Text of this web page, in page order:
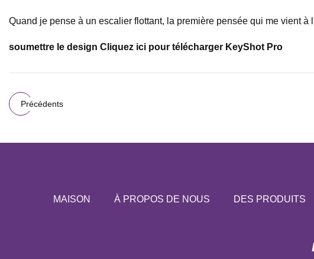
Quand je pense à un escalier flottant, la première pensée qui me vient
soumettre le design Cliquez ici pour télécharger KeyShot Pro
Précédents
MAISON À PROPOS DE NOUS DES PRODUITS